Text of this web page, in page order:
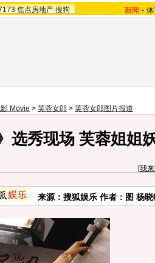
焦点房地产 搜狗 新闻 -
Movie > 芙蓉女郎 > 芙蓉女郎图片报道
选秀现场 芙蓉姐姐
[我
来源：搜狐娱乐 作者：图 杨晓